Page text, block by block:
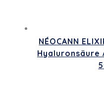
NÉOCANN
Hyaluronsäure